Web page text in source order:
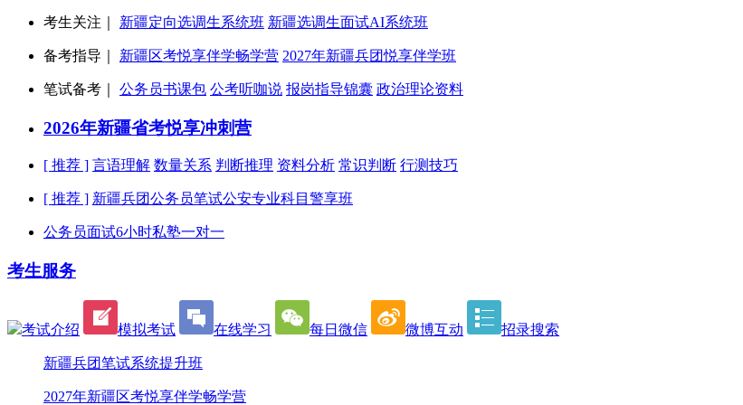
考生关注｜ 新疆定向选调生系统班 新疆选调生面试AI系统班
备考指导｜ 新疆区考悦享伴学畅学营 2027年新疆兵团悦享伴学班
笔试备考｜ 公务员书课包 公考听咖说 报岗指导锦囊 政治理论资料
2026年新疆省考悦享冲刺营
[ 推荐 ] 言语理解 数量关系 判断推理 资料分析 常识判断 行测技巧
[ 推荐 ] 新疆兵团公务员笔试公安专业科目警享班
公务员面试6小时私塾一对一
考生服务
考试介绍 模拟考试 在线学习 每日微信 微博互动 招录搜索
新疆兵团笔试系统提升班
2027年新疆区考悦享伴学畅学营